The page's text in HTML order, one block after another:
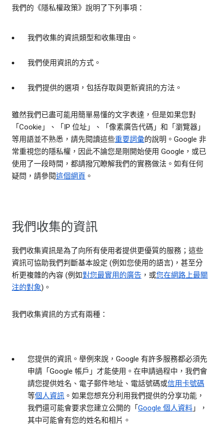
我們的《隱私權政策》說明了下列事項：
我們收集的資訊類型和收集理由。
我們使用資訊的方式。
我們提供的選項，包括存取與更新資訊的方法。
雖然我們已盡可能用簡單易懂的文字表達，但是如果您對
「Cookie」、「IP 位址」、「像素廣告代碼」和「瀏覽器」
等用語並不熟悉，請先閱讀這些重要詞彙的說明。Google 非
常重視您的隱私權，因此不論您是剛開始使用 Google，或已
使用了一段時間，都請撥冗瞭解我們的實務做法。如有任何
疑問，請參閱這個網頁 。
我們收集的資訊
我們收集資訊是為了向所有使用者提供更優質的服務；這些
資訊可協助我們判斷基本設定 (例如您使用的語言)，甚至分
析更複雜的內容 (例如對您最實用的廣告 ，或您在網路上最關
注的對象)。
我們收集資訊的方式有兩種：
您提供的資訊。 舉例來說，Google 有許多服務都必須先
申請「Google 帳戶」才能使用。在申請過程中，我們會
請您提供姓名、電子郵件地址、電話號碼或信用卡號碼
等個人資訊 。如果您想充分利用我們提供的分享功能，
我們還可能會要求您建立公開的「 Google 個人資料 」，
其中可能會有您的姓名和相片。